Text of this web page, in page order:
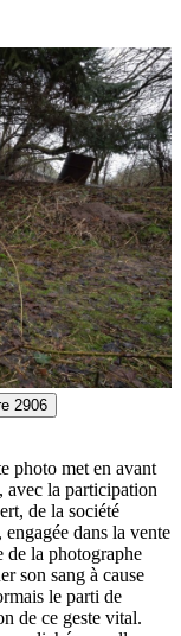
2906
photo met en avant
, avec la participation
de la société
dans la vente
de la photographe
son sang à cause
le parti de
de ce geste vital.